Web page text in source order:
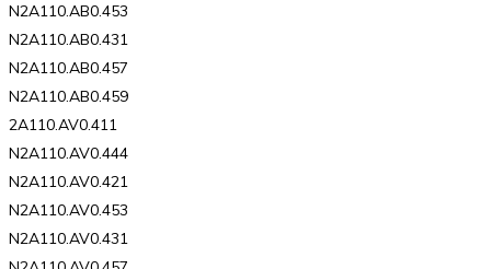
N2A110.AB0.453
N2A110.AB0.431
N2A110.AB0.457
N2A110.AB0.459
2A110.AV0.411
N2A110.AV0.444
N2A110.AV0.421
N2A110.AV0.453
N2A110.AV0.431